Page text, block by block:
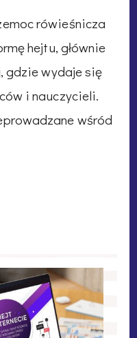
rówieśnicza
hejtu, głównie
gdzie wydaje się
i nauczycieli.
wśród